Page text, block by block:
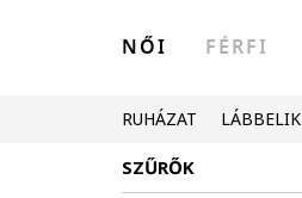
NŐI FÉRFI
RUHÁZAT LÁBBELIK
SZŰRŐK